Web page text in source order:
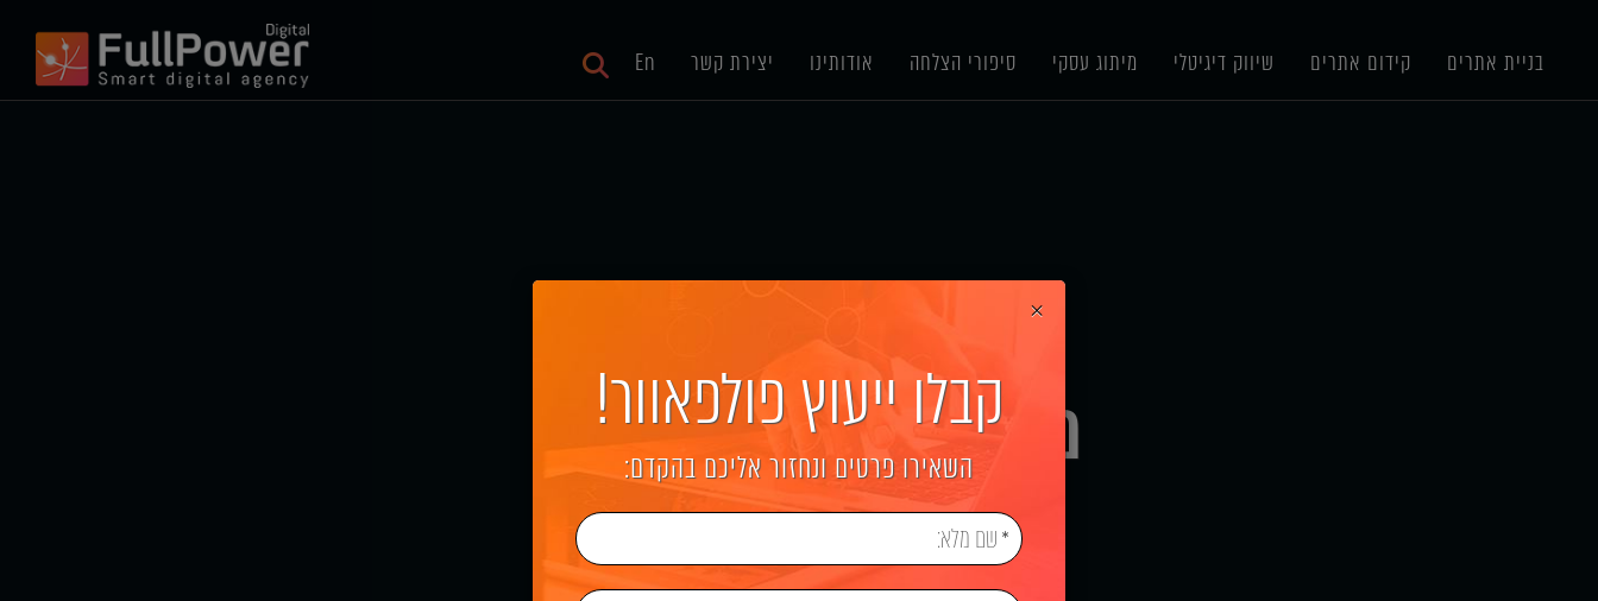
בניית אתרים קידום אתרים שיווק דיגיטלי מיתוג עסקי סיפורי הצלחה אודותינו יצירת קשר En
מיתוג לחברת Precise
×
קבלו ייעוץ פולפאוור!
השאירו פרטים ונחזור אליכם בהקדם: